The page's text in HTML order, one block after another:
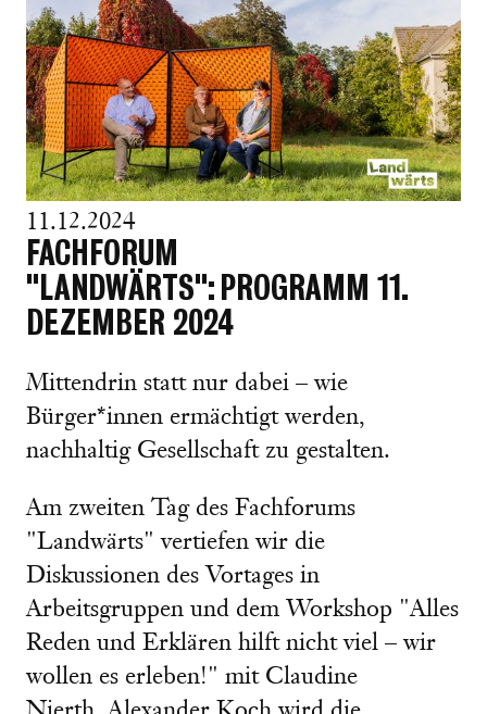
11.12.2024
FACHFORUM
"LANDWÄRTS": PROGRAMM 11.
DEZEMBER 2024
Mittendrin statt nur dabei – wie
Bürger*innen ermächtigt werden,
nachhaltig Gesellschaft zu gestalten.
Am zweiten Tag des Fachforums
"Landwärts" vertiefen wir die
Diskussionen des Vortages in
Arbeitsgruppen und dem Workshop "Alles
Reden und Erklären hilft nicht viel – wir
wollen es erleben!" mit Claudine